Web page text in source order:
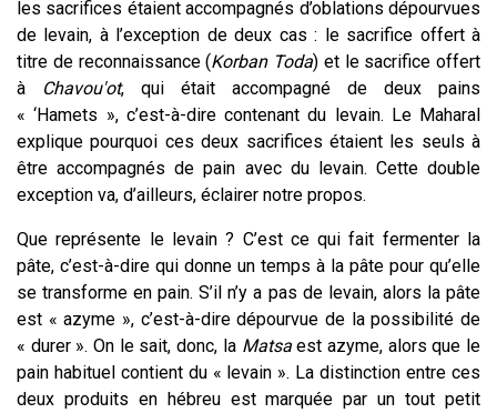
les sacrifices étaient accompagnés d’oblations dépourvues
de levain, à l’exception de deux cas : le sacrifice offert à
titre de reconnaissance (Korban Toda) et le sacrifice offert
à
Chavou'ot, qui était accompagné de deux pains
« ‘Hamets », c’est-à-dire contenant du levain. Le Maharal
explique pourquoi ces deux sacrifices étaient les seuls à
être accompagnés de pain avec du levain. Cette double
exception va, d’ailleurs, éclairer notre propos.
Que représente le levain ? C’est ce qui fait fermenter la
pâte, c’est-à-dire qui donne un temps à la pâte pour qu’elle
se transforme en pain. S’il n’y a pas de levain, alors la pâte
est « azyme », c’est-à-dire dépourvue de la possibilité de
« durer ». On le sait, donc, la Matsaest azyme, alors que le
pain habituel contient du « levain ». La distinction entre ces
deux produits en hébreu est marquée par un tout petit